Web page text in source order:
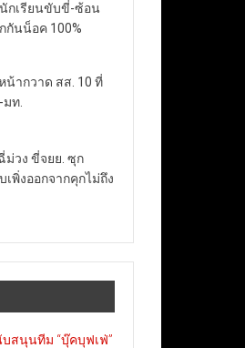
กเรียนขับขี่-ซ้อน
กันน็อค 100%
น้ากวาด สส. 10 ที่
ท.
วง ขี่จยย. ซุก
เพิ่งออกจากคุกไม่ถึง
สนุนทีม “บุ๊คบุฟเฟ่”